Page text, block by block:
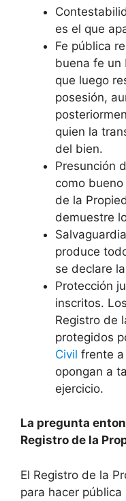
es el que
Fe pública
buena fe un
que luego
posesión,
quien la
del bien.
Presunción
como
de la
demuestre
produce
se declare
Protección
inscritos.
Registro de
protegidos
Civil frente
opongan a
ejercicio.
La pregunta
Registro de la
El Registro de la
para hacer